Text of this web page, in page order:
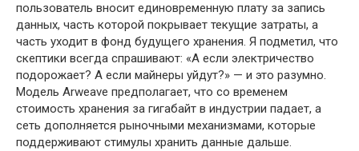
пользователь вносит единовременную плату за запись
данных, часть которой покрывает текущие затраты, а
часть уходит в фонд будущего хранения. Я подметил, что
скептики всегда спрашивают: «А если электричество
подорожает? А если майнеры уйдут?» — и это разумно.
Модель Arweave предполагает, что со временем
стоимость хранения за гигабайт в индустрии падает, а
сеть дополняется рыночными механизмами, которые
поддерживают стимулы хранить данные дальше.